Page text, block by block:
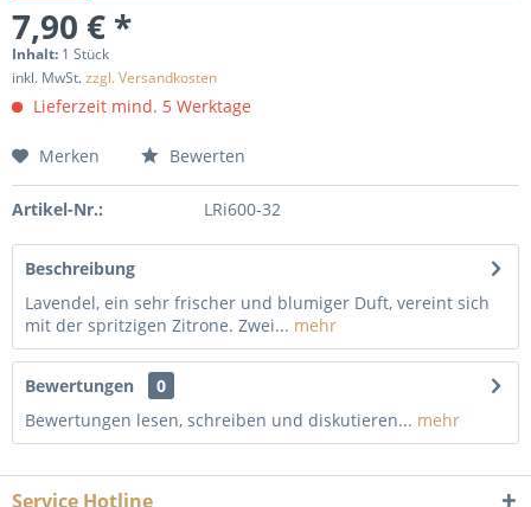
7,90 € *
Inhalt: 1 Stück
inkl. MwSt.zzgl. Versandkosten
Lieferzeit mind. 5 Werktage
Merken Bewerten
Artikel-Nr.: LRi600-32
Beschreibung
Lavendel, ein sehr frischer und blumiger Duft, vereint sich
mit der spritzigen Zitrone. Zwei... mehr
Bewertungen
0
Bewertungen lesen, schreiben und diskutieren... mehr
Service Hotline